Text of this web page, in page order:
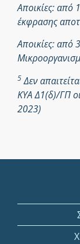
Αποικίες: από
έκφρασης
Αποικίες: από
5Δεν
ΚΥΑ Δ1(δ)/ΓΠ
2023)